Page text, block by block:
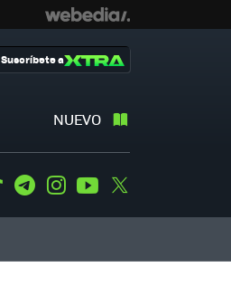
NUEVO
Suscríbete a
Tiktok TelegramInstagramYoutube